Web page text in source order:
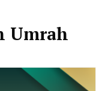
Umrah